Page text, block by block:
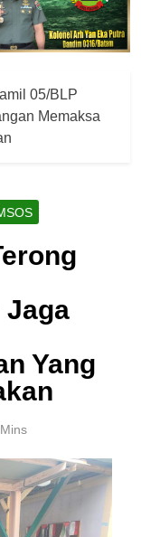
05/BLP
Memaksa
Jaga
Yang